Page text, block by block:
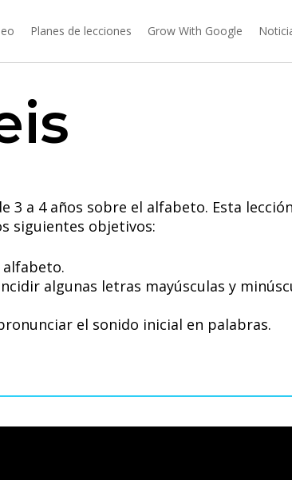
Planes de lecciones Grow With Google
3 a 4 años sobre el alfabeto. Esta
siguientes objetivos:
alfabeto.
algunas letras mayúsculas y
el sonido inicial en palabras.